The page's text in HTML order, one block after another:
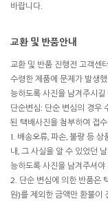
바랍니다.
교환 및 반품안내
교환 및 반품 진행전 고객센
수령한 제품에 문제가 발생
능하도록 사진을 남겨주시
단순변심: 단순 변심의 경우
된 택배사진을 첨부하여 접
1. 배송오류, 파손, 불량 등
내, 그 사실을 알 수 있었던
능하도록 사진을 남겨주셔야
2. 단순 변심에 의한 반품은
원)를 제외한 금액만 환불이